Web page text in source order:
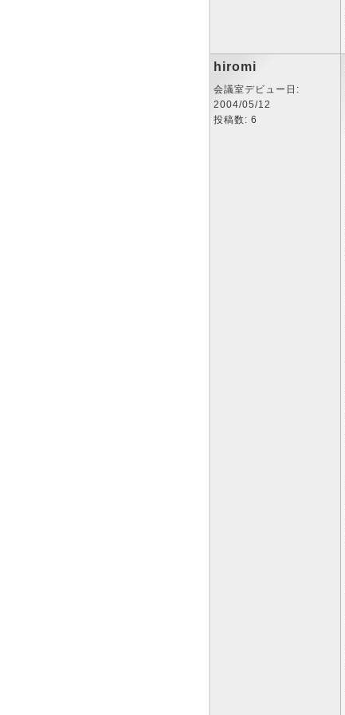
hiromi
会議室デビュー日:
2004/05/12
投稿数: 6